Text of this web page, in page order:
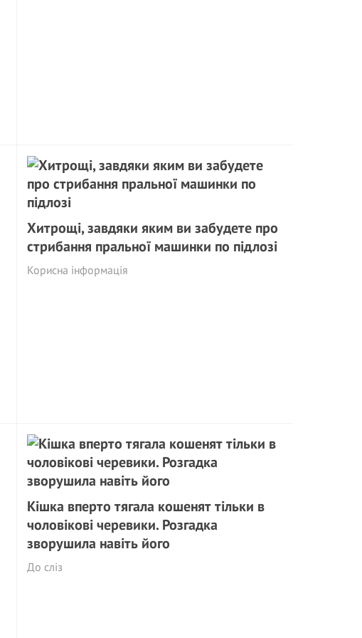
Хитрощі, завдяки яким ви забудете про
стрибання пральної машинки по підлозі
Корисна інформація
Кішка вперто тягала кошенят тільки в
чоловікові черевики. Розгадка
зворушила навіть його
До сліз